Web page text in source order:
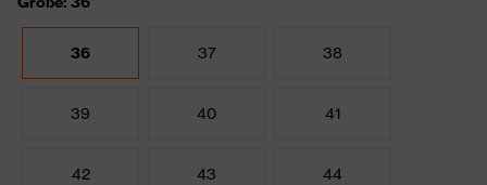
36 37 38
39 40 41
42 43 44